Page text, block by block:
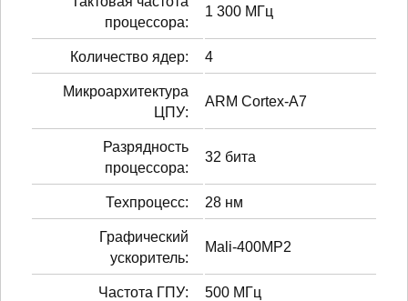
процессора:
1 300 МГц
Количество ядер: 4
Микроархитектура
ЦПУ:
ARM Cortex-A7
Разрядность
процессора:
32 бита
Техпроцесс: 28 нм
Графический
ускоритель:
Mali-400MP2
Частота ГПУ: 500 МГц